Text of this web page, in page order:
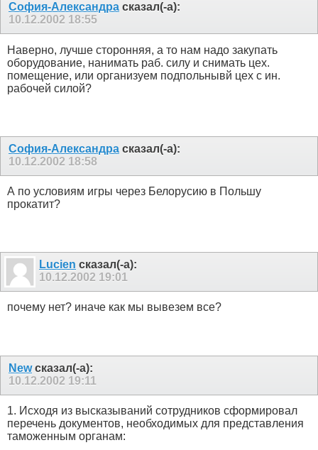
София-Александра сказал(-а):
10.12.2002 18:55
Наверно, лучше сторонняя, а то нам надо закупать
оборудование, нанимать раб. силу и снимать цех.
помещение, или организуем подпольнывй цех с ин.
рабочей силой?
София-Александра сказал(-а):
10.12.2002 18:58
А по условиям игры через Белорусию в Польшу
прокатит?
Lucien сказал(-а):
10.12.2002 19:01
почему нет? иначе как мы вывезем все?
Newсказал(-а):
10.12.2002 19:11
1. Исходя из высказываний сотрудников сформировал
перечень документов, необходимых для представления
таможенным органам: